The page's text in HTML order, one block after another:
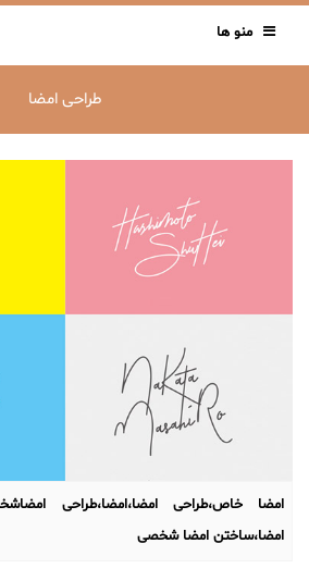
منو ها
طراحی امضا
امضا خاص،طراحی امضا،امضا،طراحی
امضا،ساختن امضا شخصی